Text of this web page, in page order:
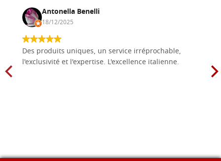
Antonella Benelli
18/12/2025
Des produits uniques, un service irréprochable,
l'exclusivité et l'expertise. L'excellence italienne.